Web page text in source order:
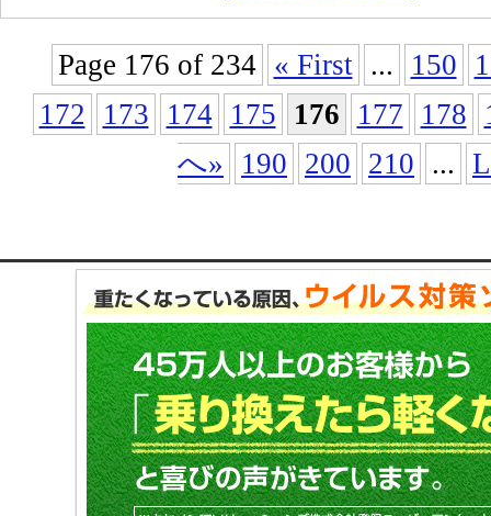
Page 176 of 234 « First ... 150
172
173 174 175 176 177 178
へ»
190 200 210 ...